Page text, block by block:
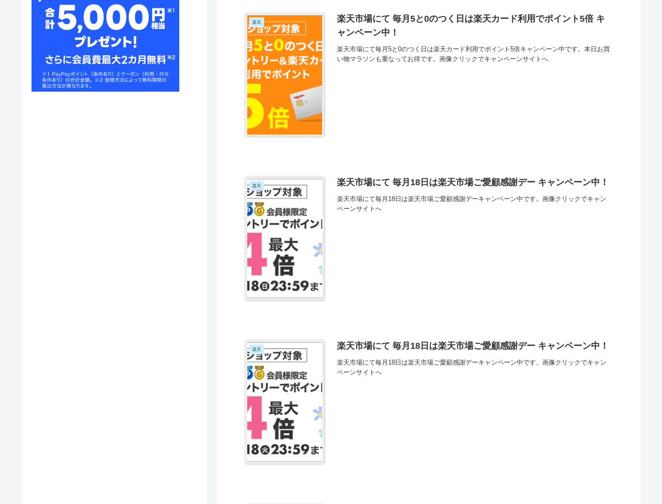
楽天
楽天市場にて 毎月5と0のつく日は楽天カード利用でポイント5倍 キ
ャンペーン中！
楽天市場にて毎月5と0のつく日は楽天カード利用でポイント5倍キャンペーン中です。本日お買
い物マラソンも重なってお得です。画像クリックでキャンペーンサイトへ
楽天 楽天市場にて 毎月18日は楽天市場ご愛顧感謝デー キャンペーン中！
楽天市場にて毎月18日は楽天市場ご愛顧感謝デーキャンペーン中です。画像クリックでキャン
ペーンサイトへ
楽天 楽天市場にて 毎月18日は楽天市場ご愛顧感謝デー キャンペーン中！
楽天市場にて毎月18日は楽天市場ご愛顧感謝デーキャンペーン中です。画像クリックでキャン
ペーンサイトへ